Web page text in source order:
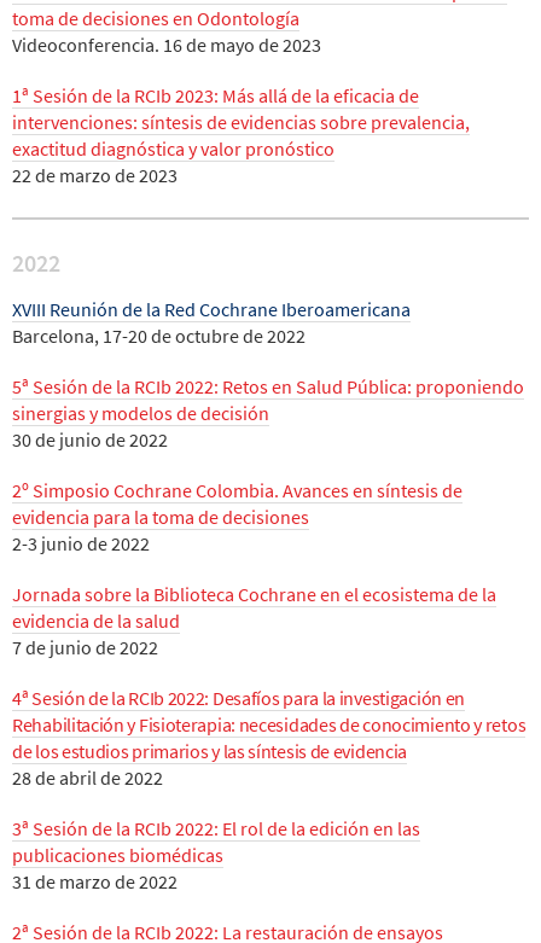
toma de decisiones en Odontología
Videoconferencia. 16 de mayo de 2023
1ª Sesión de la RCIb 2023: Más allá de la eficacia de
intervenciones: síntesis de evidencias sobre prevalencia,
exactitud diagnóstica y valor pronóstico
22 de marzo de 2023
2022
XVIII Reunión de la Red Cochrane Iberoamericana
Barcelona, 17-20 de octubre de 2022
5ª Sesión de la RCIb 2022: Retos en Salud Pública: proponiendo
sinergias y modelos de decisión
30 de junio de 2022
2º Simposio Cochrane Colombia. Avances en síntesis de
evidencia para la toma de decisiones
2-3 junio de 2022
Jornada sobre la Biblioteca Cochrane en el ecosistema de la
evidencia de la salud
7 de junio de 2022
4ª Sesión de la RCIb 2022: Desafíos para la investigación en
Rehabilitación y Fisioterapia: necesidades de conocimiento y retos
de los estudios primarios y las síntesis de evidencia
28 de abril de 2022
3ª Sesión de la RCIb 2022: El rol de la edición en las
publicaciones biomédicas
31 de marzo de 2022
2ª Sesión de la RCIb 2022: La restauración de ensayos